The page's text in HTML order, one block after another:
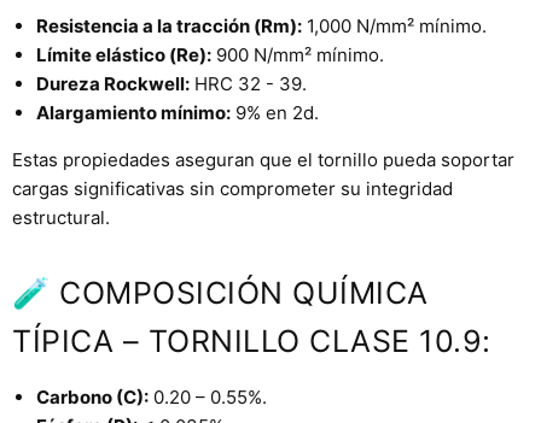
Resistencia a la tracción (Rm): 1,000 N/mm² mínimo.
Límite elástico (Re): 900 N/mm² mínimo.
Dureza Rockwell: HRC 32 - 39.
Alargamiento mínimo: 9% en 2d.
Estas propiedades aseguran que el tornillo pueda soportar
cargas significativas sin comprometer su integridad
estructural.
🧪 COMPOSICIÓN QUÍMICA
TÍPICA – TORNILLO CLASE 10.9:
Carbono (C): 0.20 – 0.55%.